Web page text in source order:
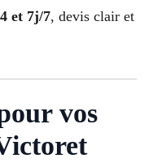
et 7j/7, devis clair et
vos